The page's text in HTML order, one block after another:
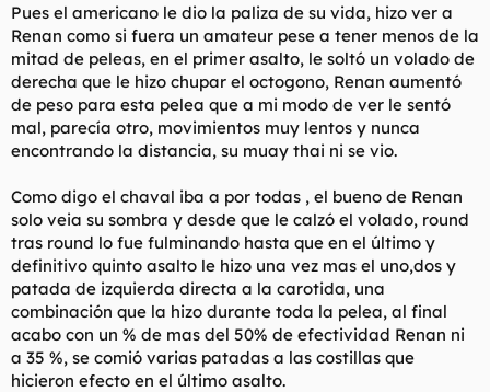
Pues el americano le dio la paliza de su vida, hizo ver a
Renan como si fuera un amateur pese a tener menos de la
mitad de peleas, en el primer asalto, le soltó un volado de
derecha que le hizo chupar el octogono, Renan aumentó
de peso para esta pelea que a mi modo de ver le sentó
mal, parecía otro, movimientos muy lentos y nunca
encontrando la distancia, su muay thai ni se vio.
Como digo el chaval iba a por todas , el bueno de Renan
solo veia su sombra y desde que le calzó el volado, round
tras round lo fue fulminando hasta que en el último y
definitivo quinto asalto le hizo una vez mas el uno,dos y
patada de izquierda directa a la carotida, una
combinación que la hizo durante toda la pelea, al final
acabo con un % de mas del 50% de efectividad Renan ni
a 35 %, se comió varias patadas a las costillas que
hicieron efecto en el último asalto.